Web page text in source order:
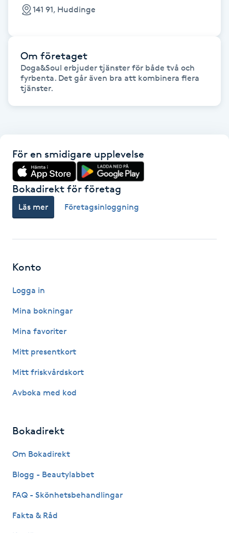
Hollywood Peel
Hot Stone Massage
Hot yoga
Huduppstramning
Hudvård
Hårborttagning
Hårförlängning
Hårvård
Hälsprickor
Idrottsmassage
141 91, Huddinge
Om företaget
Doga&Soul erbjuder tjänster för både två och
fyrbenta. Det går även bra att kombinera flera
tjänster.
För en smidigare upplevelse
Bokadirekt för företag
Läs mer Företagsinloggning
Konto
Logga in
Mina bokningar
Mina favoriter
Mitt presentkort
Mitt friskvårdskort
Avboka med kod
Bokadirekt
Om Bokadirekt
Blogg - Beautylabbet
FAQ - Skönhetsbehandlingar
Fakta & Råd